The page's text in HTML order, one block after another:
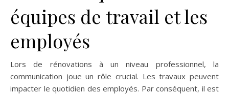
équipes de travail et les
employés
Lors de rénovations à un niveau professionnel, la
communication joue un rôle crucial. Les travaux peuvent
impacter le quotidien des employés. Par conséquent, il est